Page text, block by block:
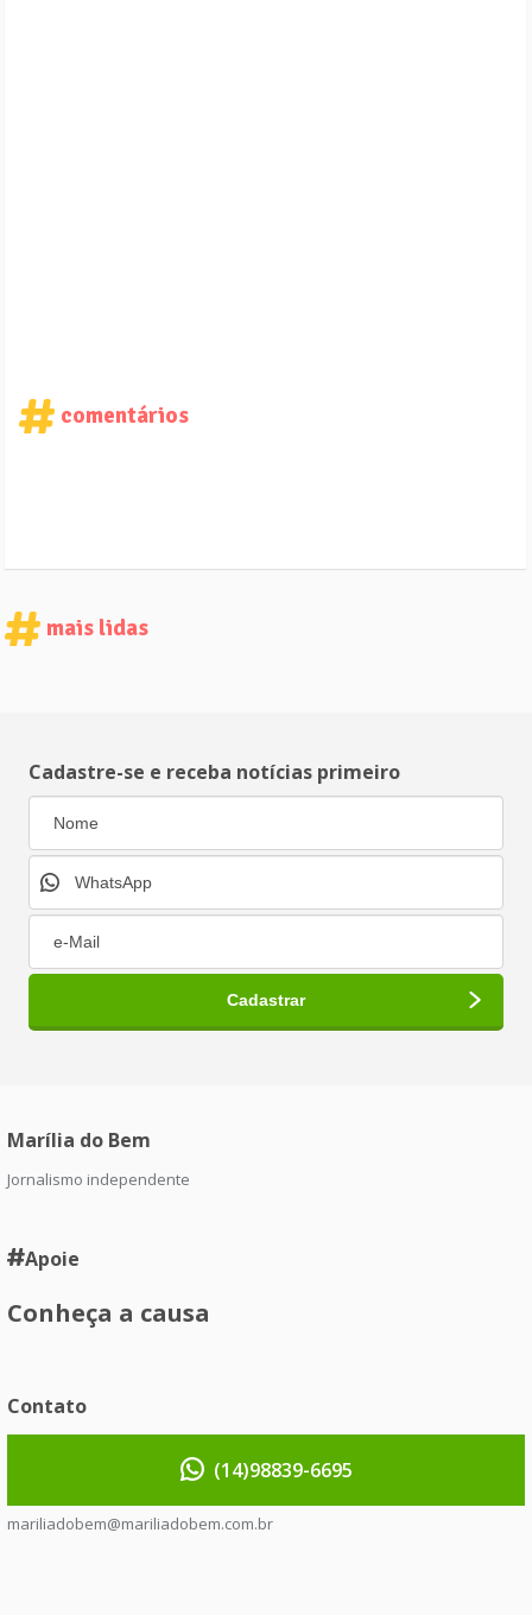
comentários
mais lidas
Cadastre-se e receba notícias primeiro
Marília do Bem
Jornalismo independente
Apoie
Conheça a causa
Contato
(14)98839-6695
mariliadobem@mariliadobem.com.br